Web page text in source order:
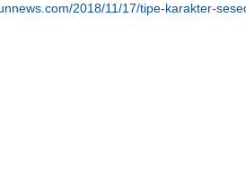
2018/11/17/tipe-karakter-